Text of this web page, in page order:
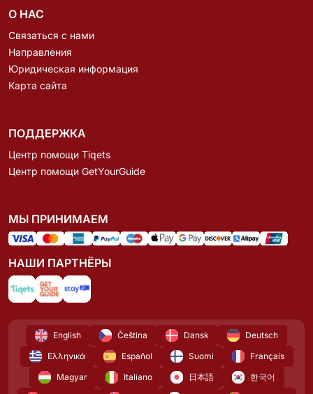
О НАС
Связаться с нами
Направления
Юридическая информация
Карта сайта
ПОДДЕРЖКА
Центр помощи Tiqets
Центр помощи GetYourGuide
МЫ ПРИНИМАЕМ
НАШИ ПАРТНЁРЫ
English Čeština Dansk
Deutsch
Ελληνικά
Español Suomi
Français
Magyar
Italiano 日本語
한국어